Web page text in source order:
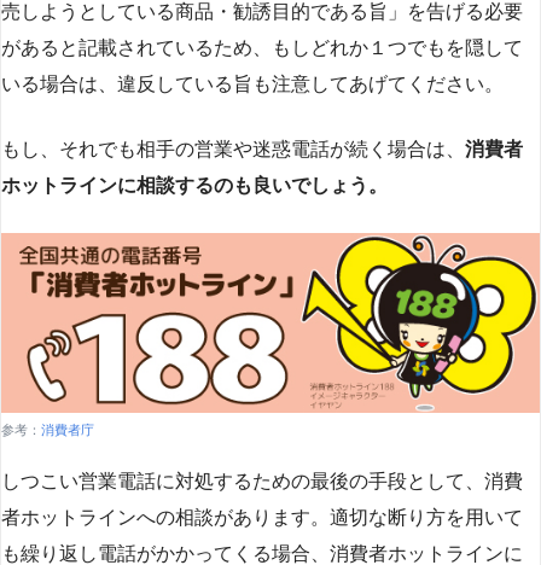
売しようとしている商品・勧誘目的である旨」を告げる必要
があると記載されているため、もしどれか１つでもを隠して
いる場合は、違反している旨も注意してあげてください。
もし、それでも相手の営業や迷惑電話が続く場合は、 消費者
ホットラインに相談するのも良いでしょう。
参考： 消費者庁
しつこい営業電話に対処するための最後の手段として、消費
者ホットラインへの相談があります。適切な断り方を用いて
も繰り返し電話がかかってくる場合、消費者ホットラインに